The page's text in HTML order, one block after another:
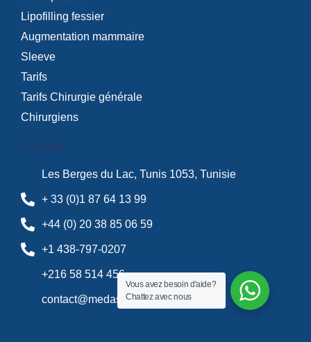
Lipofilling fessier
Augmentation mammaire
Sleeve
Tarifs
Tarifs Chirurgie générale
Chirurgiens
Contact
Les Berges du Lac, Tunis 1053, Tunisie
+ 33 (0)1 87 64 13 99
+44 (0) 20 38 85 06 59
+1 438-797-0207
+216 58 514 456
contact@medassistance.fr
Vous avez besoin d'aide?
Chattez avec nous